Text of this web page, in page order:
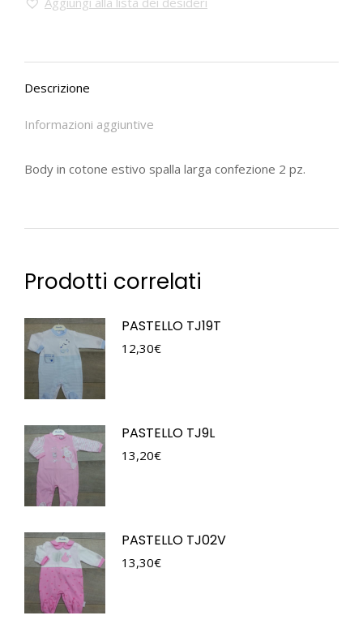
Descrizione
Informazioni aggiuntive
Body in cotone estivo spalla larga confezione 2 pz.
Prodotti correlati
PASTELLO TJ19T
12,30€
PASTELLO TJ9L
13,20€
PASTELLO TJ02V
13,30€